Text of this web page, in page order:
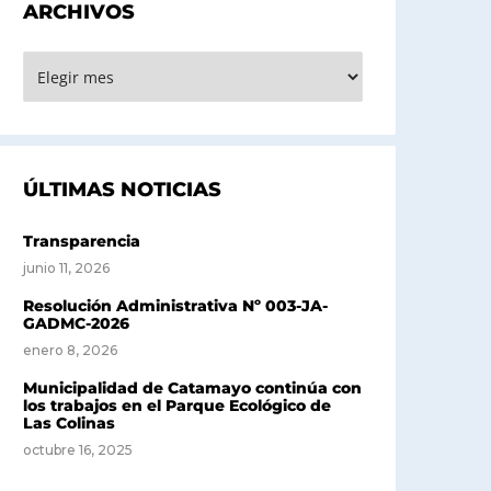
ARCHIVOS
ÚLTIMAS NOTICIAS
Transparencia
junio 11, 2026
Resolución Administrativa Nº 003-JA-
GADMC-2026
enero 8, 2026
Municipalidad de Catamayo continúa con
los trabajos en el Parque Ecológico de
Las Colinas
octubre 16, 2025